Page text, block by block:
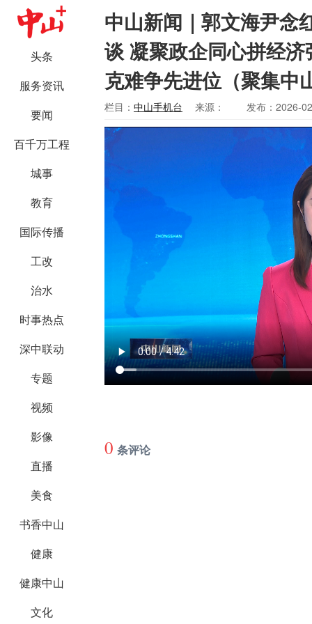
头条
服务资讯
要闻
百千万工程
城事
教育
国际传播
工改
治水
时事热点
深中联动
专题
视频
影像
直播
美食
书香中山
健康
健康中山
文化
中山新闻｜郭文海尹念
谈 凝聚政企同心拼经
克难争先进位（聚集中
栏目： 中山手机台 来源： 发布：2026-
0 条评论